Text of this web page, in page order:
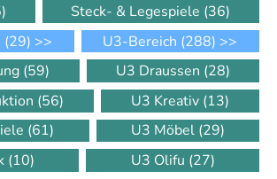
Steck- & Legespiele (36)
(29) >> U3-Bereich (288) >>
(59) U3 Draussen (28)
(56) U3 Kreativ (13)
(61) U3 Möbel (29)
(10) U3 Olifu (27)